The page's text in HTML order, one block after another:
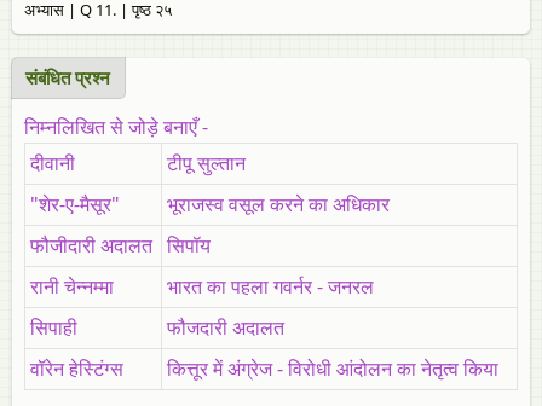
अभ्यास | Q 11. | पृष्ठ २५
संबंधित प्रश्‍न
निम्नलिखित से जोड़े बनाएँ -
दीवानी
टीपू सुल्तान
"शेर-ए-मैसूर"
भूराजस्व वसूल करने का अधिकार
फौजीदारी अदालत सिपॉय
रानी चेन्नम्मा
भारत का पहला गवर्नर - जनरल
सिपाही
फौजदारी अदालत
वॉरेन हेस्टिंग्स
कित्तूर में अंग्रेज - विरोधी आंदोलन का नेतृत्व किया